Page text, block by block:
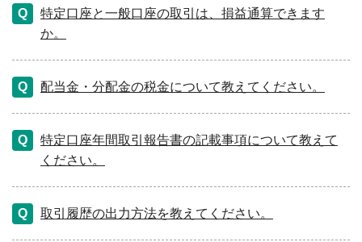
特定口座と一般口座の取引は、損益通算できます
か。
配当金・分配金の税金について教えてください。
特定口座年間取引報告書の記載事項について教えて
ください。
取引履歴の出力方法を教えてください。